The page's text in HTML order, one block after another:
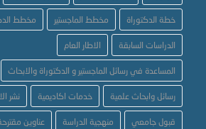
خطة الدكتوراة مخطط الماجستير مخطط
الدراسات السابقة الاطار العام
المساعدة في رسائل الماجستير و الدكتوراة والابحاث
رسائل وابحاث علمية خدمات اكاديمية نشر
قبول جامعي منهجية الدراسة عناوين